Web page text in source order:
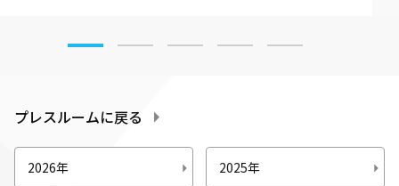
プレスルームに戻る
2026年 2025年